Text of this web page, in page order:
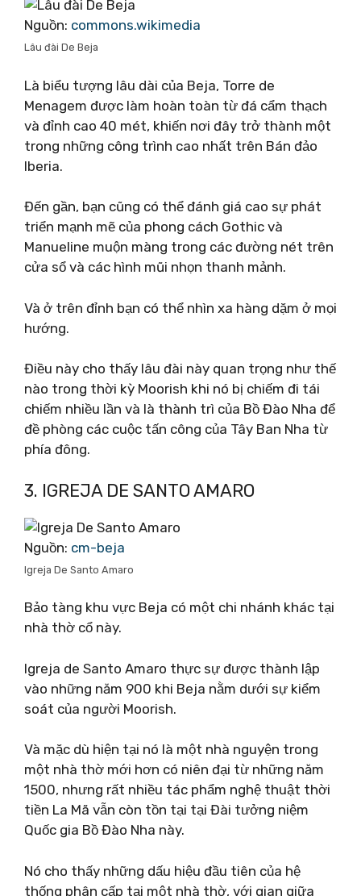
Nguồn: commons.wikimedia
Lâu đài De Beja
Là biểu tượng lâu dài của Beja, Torre de
Menagem được làm hoàn toàn từ đá cẩm thạch
và đỉnh cao 40 mét, khiến nơi đây trở thành một
trong những công trình cao nhất trên Bán đảo
Iberia.
Đến gần, bạn cũng có thể đánh giá cao sự phát
triển mạnh mẽ của phong cách Gothic và
Manueline muộn màng trong các đường nét trên
cửa sổ và các hình mũi nhọn thanh mảnh.
Và ở trên đỉnh bạn có thể nhìn xa hàng dặm ở mọi
hướng.
Điều này cho thấy lâu đài này quan trọng như thế
nào trong thời kỳ Moorish khi nó bị chiếm đi tái
chiếm nhiều lần và là thành trì của Bồ Đào Nha để
đề phòng các cuộc tấn công của Tây Ban Nha từ
phía đông.
3. IGREJA DE SANTO AMARO
Nguồn: cm-beja
Igreja De Santo Amaro
Bảo tàng khu vực Beja có một chi nhánh khác tại
nhà thờ cổ này.
Igreja de Santo Amaro thực sự được thành lập
vào những năm 900 khi Beja nằm dưới sự kiểm
soát của người Moorish.
Và mặc dù hiện tại nó là một nhà nguyện trong
một nhà thờ mới hơn có niên đại từ những năm
1500, nhưng rất nhiều tác phẩm nghệ thuật thời
tiền La Mã vẫn còn tồn tại tại Đài tưởng niệm
Quốc gia Bồ Đào Nha này.
Nó cho thấy những dấu hiệu đầu tiên của hệ
thống phân cấp tại một nhà thờ, với gian giữa